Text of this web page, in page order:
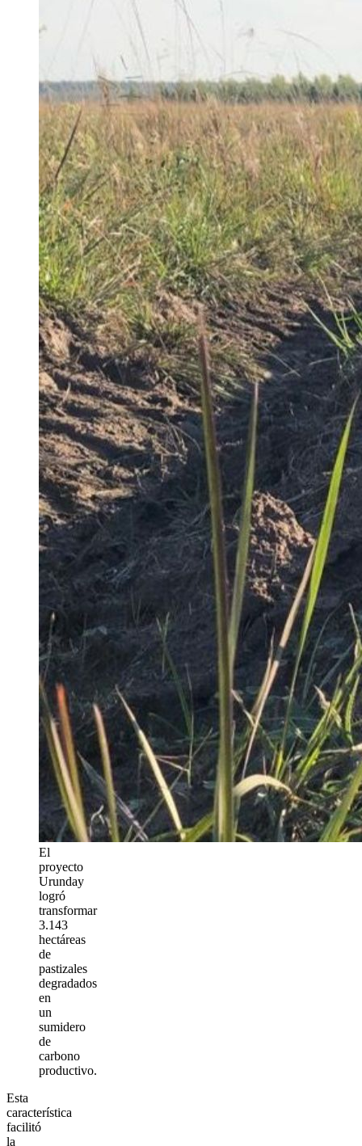
El
proyecto
Urunday
logró
transformar
3.143
hectáreas
de
pastizales
degradados
en
un
sumidero
de
carbono
productivo.
Esta
característica
facilitó
la